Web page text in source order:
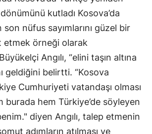
kutladı Kosova’da
nüfus sayımlarını güzel bir
etmek örneği olarak
Angılı, “elini taşın altına
geldiğini belirtti. “Kosova
Cumhuriyeti vatandaşı olması
burada hem Türkiye’de söyleyen
diyen Angılı, talep etmenin
adımların atılması ve